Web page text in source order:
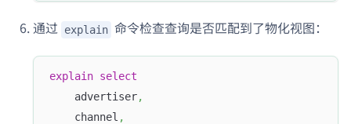
通过 explain 命令检查查询是否匹配到了物化视图：
explain select
    advertiser
,
    channel
,